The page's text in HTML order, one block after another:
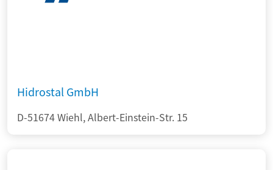
Hidrostal GmbH
D-51674 Wiehl, Albert-Einstein-Str. 15